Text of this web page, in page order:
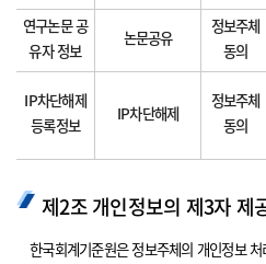
연구논문 공
유자 정보
논문공유
정보주체
동의
IP차단해제
등록정보
IP차단해제
정보주체
동의
제2조 개인정보의 제3자 제
한국회계기준원은 정보주체의 개인정보